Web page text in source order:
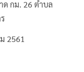
ด กม. 26 ตำบล
2561